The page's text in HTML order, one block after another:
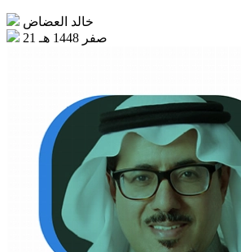
خالد العضاض
21 صفر 1448 هـ